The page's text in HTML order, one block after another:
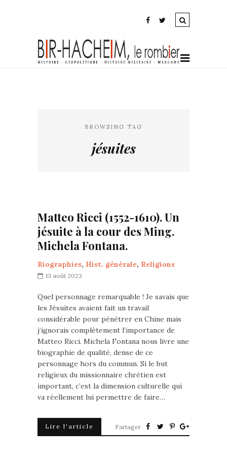
BROWSING TAG
jésuites
Matteo Ricci (1552-1610). Un
jésuite à la cour des Ming.
Michela Fontana.
Biographies, Hist. générale, Religions
13 août 2023
Quel personnage remarquable ! Je savais que
les Jésuites avaient fait un travail
considérable pour pénétrer en Chine mais
j’ignorais complètement l’importance de
Matteo Ricci. Michela Fontana nous livre une
biographie de qualité, dense de ce
personnage hors du commun. Si le but
religieux du missionnaire chrétien est
important, c’est la dimension culturelle qui
va réellement lui permettre de faire…
Lire l'article Partager